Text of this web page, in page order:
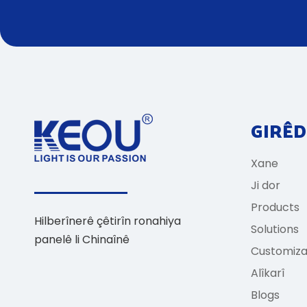
Hilberînerê çêtirîn ronahiya
panelê li Chinaînê
Xane
Ji dor
Products
Solutions
Alîkarî
Blogs